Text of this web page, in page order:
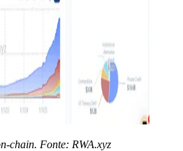
chain. Fonte: RWA.xyz